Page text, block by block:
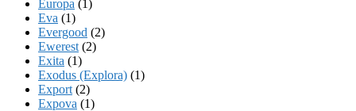
Europa (1)
Eva (1)
Evergood (2)
Ewerest (2)
Exita (1)
Exodus (Explora) (1)
Export (2)
Expova (1)